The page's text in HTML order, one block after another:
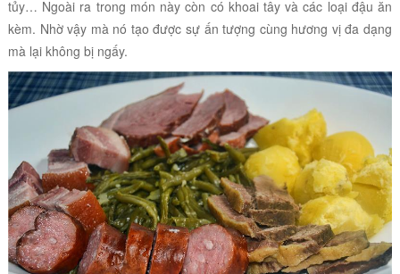
tủy… Ngoài ra trong món này còn có khoai tây và các loại đậu ăn
kèm. Nhờ vậy mà nó tạo được sự ấn tượng cùng hương vị đa dạng
mà lại không bị ngấy.